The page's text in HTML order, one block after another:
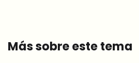
Más sobre este tema